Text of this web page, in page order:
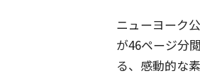
ニューヨーク
が46ページ分
る、感動的な